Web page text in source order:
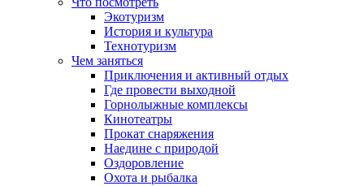
Экотуризм
История и культура
Технотуризм
Чем заняться
Приключения и активный отдых
Где провести выходной
Горнолыжные комплексы
Кинотеатры
Прокат снаряжения
Наедине с природой
Оздоровление
Охота и рыбалка